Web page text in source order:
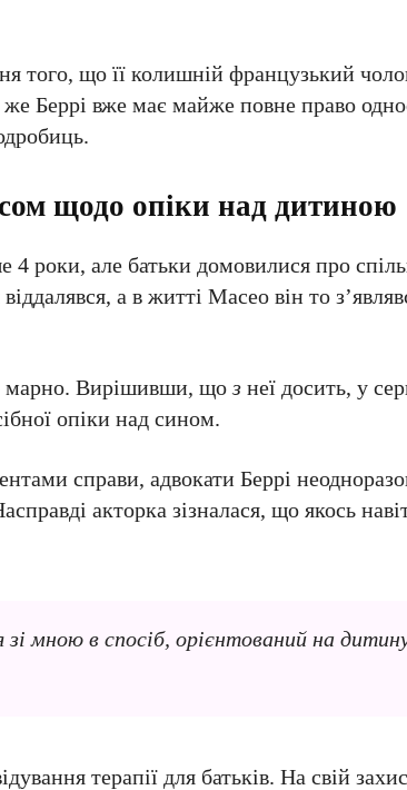
того, що її колишній французький
Беррі вже має майже повне право
щодо опіки над дитиною
4 роки, але батьки домовилися про
а в житті Масео він то
марно. Вирішивши, щоз неї досить, у
опіки над сином.
справи, адвокати Беррі
акторка зізналася, що якось
мною в спосіб, орієнтований на
терапії для батьків. На свій